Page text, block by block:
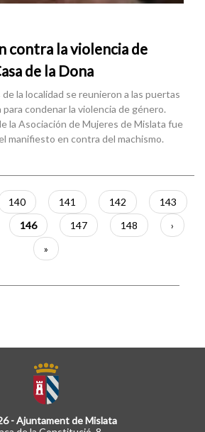
contra la violencia de
de la Dona
la localidad se reunieron a las puertas
para condenar la violencia de género.
la Asociación de Mujeres de Mislata fue
manifiesto en contra del machismo.
Página
140 Página
141 Página
142 Página
143
Página
actual
146 Página
147 Página
148
página
›
Última
página
»
- Ajuntament de Mislata